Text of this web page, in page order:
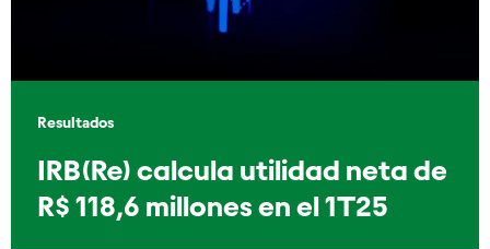
Resultados
IRB(Re) calcula utilidad neta de
R$ 118,6 millones en el 1T25